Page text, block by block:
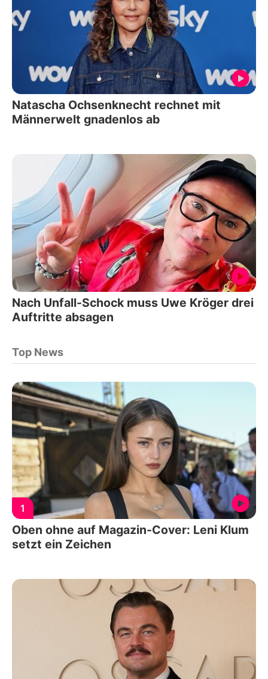
Natascha Ochsenknecht rechnet mit
Männerwelt gnadenlos ab
Nach Unfall-Schock muss Uwe Kröger drei
Auftritte absagen
Top News
1
Oben ohne auf Magazin-Cover: Leni Klum
setzt ein Zeichen